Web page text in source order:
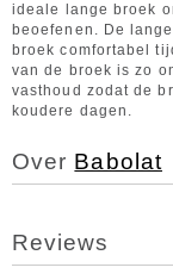
ideale lange broek
beoefenen. De
broek comfortabel
van de broek is zo
vasthoud zodat de
koudere dagen.
Over Babolat
Reviews